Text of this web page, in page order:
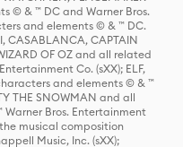
© & ™ DC and Warner Bros.
and elements © & ™ DC.
CASABLANCA, CAPTAIN
OF OZ and all related
Co. (sXX); ELF,
and elements © & ™
THE SNOWMAN and all
Bros. Entertainment
musical composition
Music, Inc. (sXX);